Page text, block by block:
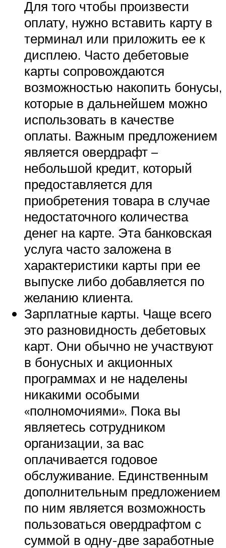
Для того чтобы произвести
оплату, нужно вставить карту в
терминал или приложить ее к
дисплею. Часто дебетовые
карты сопровождаются
возможностью накопить бонусы,
которые в дальнейшем можно
использовать в качестве
оплаты. Важным предложением
является овердрафт –
небольшой кредит, который
предоставляется для
приобретения товара в случае
недостаточного количества
денег на карте. Эта банковская
услуга часто заложена в
характеристики карты при ее
выпуске либо добавляется по
желанию клиента.
Зарплатные карты. Чаще всего
это разновидность дебетовых
карт. Они обычно не участвуют
в бонусных и акционных
программах и не наделены
никакими особыми
«полномочиями». Пока вы
являетесь сотрудником
организации, за вас
оплачивается годовое
обслуживание. Единственным
дополнительным предложением
по ним является возможность
пользоваться овердрафтом с
суммой в одну-две заработные